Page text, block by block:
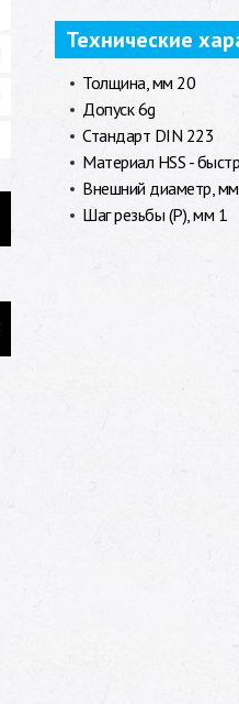
Технические
Толщина, мм 20
Допуск 6g
Стандарт DIN 223
Материал HSS -
Внешний диаметр,
Шаг резьбы (P), мм 1